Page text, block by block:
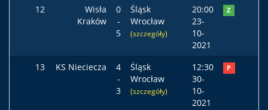
12
Wisła
Kraków
0
-
5
Śląsk
Wrocław
(szczegóły)
20:00
23-
10-
2021
Z
13 KS Nieciecza
4
-
3
Śląsk
Wrocław
(szczegóły)
12:30
30-
10-
2021
P